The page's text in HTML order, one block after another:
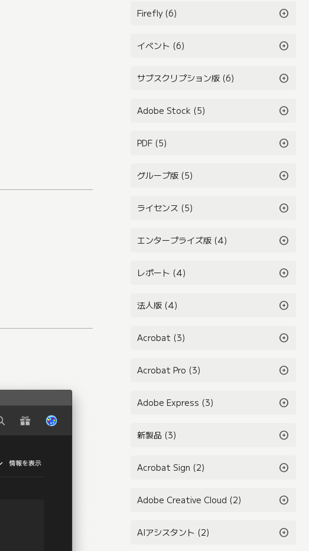
Firefly (6) arrow_circle_right
イベント (6) arrow_circle_right
サブスクリプション版 (6) arrow_circle_right
Adobe Stock (5) arrow_circle_right
PDF (5) arrow_circle_right
グループ版 (5) arrow_circle_right
ライセンス (5) arrow_circle_right
エンタープライズ版 (4) arrow_circle_right
レポート (4) arrow_circle_right
法人版 (4) arrow_circle_right
Acrobat (3) arrow_circle_right
Acrobat Pro (3) arrow_circle_right
Adobe Express (3) arrow_circle_right
新製品 (3) arrow_circle_right
Acrobat Sign (2) arrow_circle_right
Adobe Creative Cloud (2) arrow_circle_right
AIアシスタント (2) arrow_circle_right